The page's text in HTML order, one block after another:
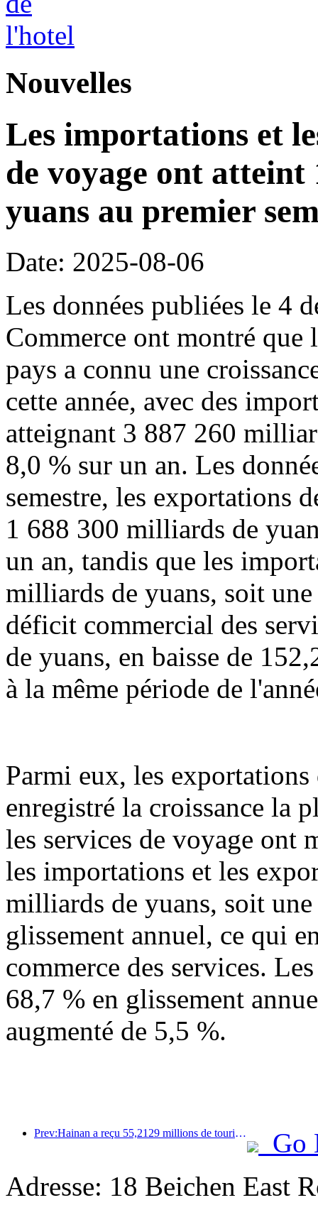
Nouvelles
Les importations et
de voyage ont
yuans au premier
Date: 2025-08-06
Les données publiées le 4
Commerce ont montré que
pays a connu une
cette année, avec des
atteignant 3 887 260
8,0 % sur un an. Les
semestre, les exportations
1 688 300 milliards de
un an, tandis que les
milliards de yuans, soit
déficit commercial des
de yuans, en baisse de
à la même période de
Parmi eux, les
enregistré la croissance la
les services de voyage ont
les importations et les
milliards de yuans, soit
glissement annuel, ce qui
commerce des services.
68,7 % en glissement
augmenté de 5,5 %.
Prev:Hainan a reçu 55,2129 millions de touristes au cours du premier semestre de l'année
Go
Adresse: 18 Beichen East